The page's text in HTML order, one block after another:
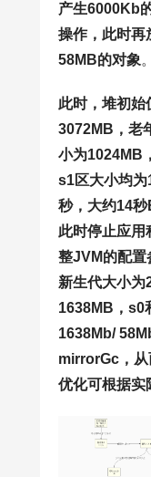
产生6000Kb
操作，此时再
58MB的对象
此时，堆初始
3072MB，老
小为1024MB
s1区大小均
秒，大约14
此时停止应用
整JVM的配置
新生代大小
1638MB，s0
1638Mb/
mirrorGc，从
优化可根据实